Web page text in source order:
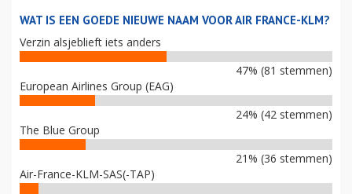
WAT IS EEN GOEDE NIEUWE NAAM VOOR AIR FRANCE-KLM?
Verzin alsjeblieft iets anders
47% (81 stemmen)
European Airlines Group (EAG)
24% (42 stemmen)
The Blue Group
21% (36 stemmen)
Air-France-KLM-SAS(-TAP)